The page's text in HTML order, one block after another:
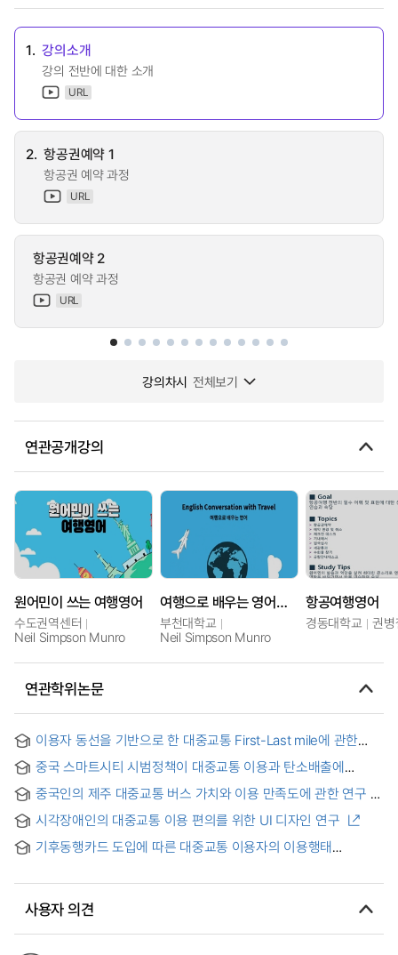
1. 강의소개
강의 전반에 대한 소개
URL
2. 항공권예약 1
항공권 예약 과정
URL
항공권예약 2
항공권 예약 과정
URL
강의차시 전체보기
연관공개강의
원어민이 쓰는 여행영어
수도권역센터
Neil Simpson Munro
여행으로 배우는 영어회화
부천대학교
Neil Simpson Munro
항공여행영어
경동대학교 권
연관학위논문
이용자 동선을 기반으로 한 대중교통 First-Last mile에 관한
중국 스마트시티 시범정책이 대중교통 이용과 탄소배출에
중국인의 제주 대중교통 버스 가치와 이용 만족도에 관한 연구
시각장애인의 대중교통 이용 편의를 위한 UI 디자인 연구
기후동행카드 도입에 따른 대중교통 이용자의 이용행태
사용자 의견